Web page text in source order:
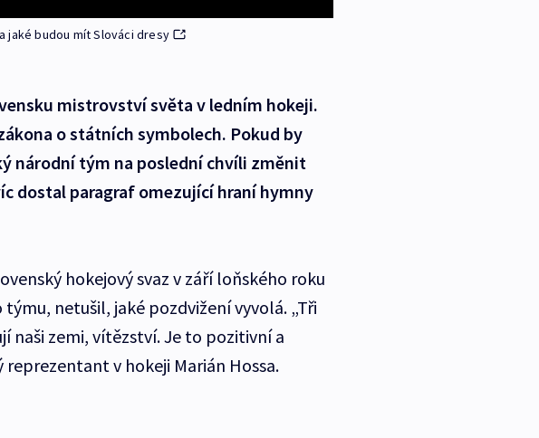
jaké budou mít Slováci dresy
mistrovství světa v ledním hokeji.
o státních symbolech. Pokud by
národní tým na poslední chvíli změnit
dostal paragraf omezující hraní hymny
hokejový svaz v září loňského roku
netušil, jaké pozdvižení vyvolá. „Tři
naši zemi, vítězství. Je to pozitivní a
v hokeji Marián Hossa.